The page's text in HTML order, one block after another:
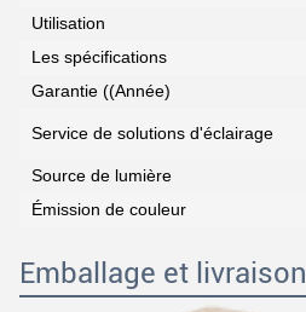
Utilisation
Les spécifications
Garantie ((Année)
Service de solutions d'éclairage
Source de lumière
Émission de couleur
Emballage et livraison